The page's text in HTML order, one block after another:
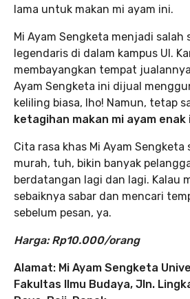
lama untuk makan mi ayam ini.
Mi Ayam Sengketa menjadi salah
legendaris di dalam kampus UI.
membayangkan tempat
Ayam Sengketa ini dijual
keliling biasa, lho! Namun, tetap
ketagihan makan mi ayam enak
Cita rasa khas Mi Ayam
murah, tuh, bikin banyak
berdatangan lagi dan lagi. Kalau
sebaiknya sabar dan mencari
sebelum pesan, ya.
Harga: Rp10.000/orang
Alamat: Mi Ayam Sengketa
Fakultas Ilmu Budaya, Jln.